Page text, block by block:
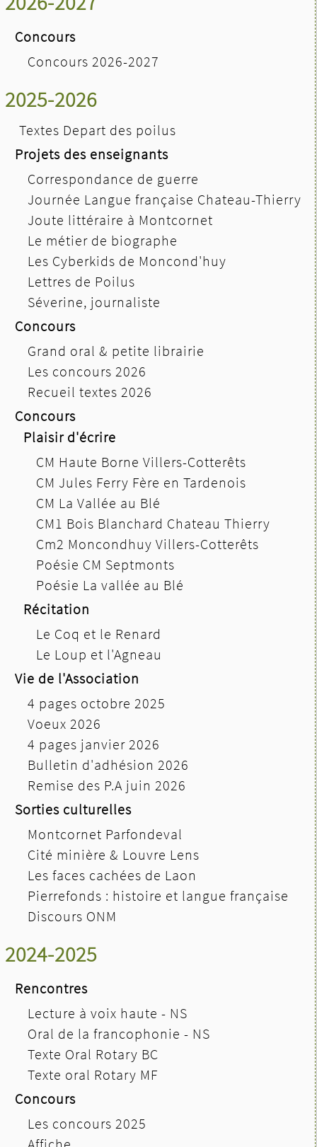
Concours
Concours 2026-2027
2025-2026
Textes Depart des poilus
Projets des enseignants
Correspondance de guerre
Journée Langue française Chateau-Thierry
Joute littéraire à Montcornet
Le métier de biographe
Les Cyberkids de Moncond'huy
Lettres de Poilus
Séverine, journaliste
Concours
Grand oral & petite librairie
Les concours 2026
Recueil textes 2026
Concours
Plaisir d'écrire
CM Haute Borne Villers-Cotterêts
CM Jules Ferry Fère en Tardenois
CM La Vallée au Blé
CM1 Bois Blanchard Chateau Thierry
Cm2 Moncondhuy Villers-Cotterêts
Poésie CM Septmonts
Poésie La vallée au Blé
Récitation
Le Coq et le Renard
Le Loup et l'Agneau
Vie de l'Association
4 pages octobre 2025
Voeux 2026
4 pages janvier 2026
Bulletin d'adhésion 2026
Remise des P.A juin 2026
Sorties culturelles
Montcornet Parfondeval
Cité minière & Louvre Lens
Les faces cachées de Laon
Pierrefonds : histoire et langue française
Discours ONM
2024-2025
Rencontres
Lecture à voix haute - NS
Oral de la francophonie - NS
Texte Oral Rotary BC
Texte oral Rotary MF
Concours
Les concours 2025
Affiche